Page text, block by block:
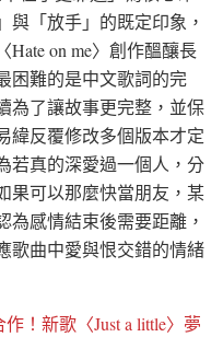
與「放手」的既定印象，
on me〉創作醞釀長
困難的是中文歌詞的完
為了讓故事更完整，並保
緯反覆修改多個版本才定
若真的深愛過一個人，分
果可以那麼快當朋友，某
為感情結束後需要距離，
歌曲中愛與恨交錯的情緒
！新歌〈Just a little〉夢